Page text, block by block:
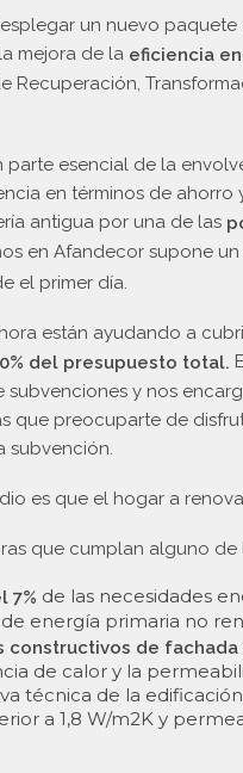
un nuevo
mejora de la eficiencia
Recuperación,
parte esencial de la
en términos de ahorro
antigua por una de las
en Afandecor supone
el primer día.
están ayudando a
del presupuesto total.
subvenciones y nos
que preocuparte de
subvención.
es que el hogar a
que cumplan alguno de
7% de las necesidades
energía primaria no
constructivos de fachada
de calor y la
técnica de la
a 1,8 W/m2K y